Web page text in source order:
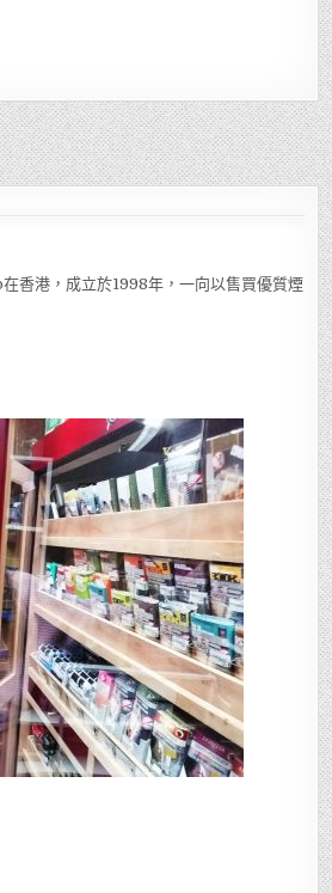
香港，成立於1998年，一向以售買優質煙